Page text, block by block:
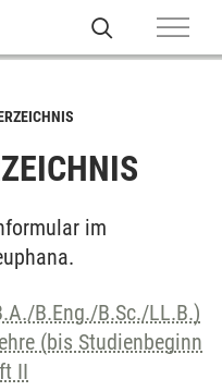
im
B.Eng./B.Sc./LL.B.)
(bis Studienbeginn
II